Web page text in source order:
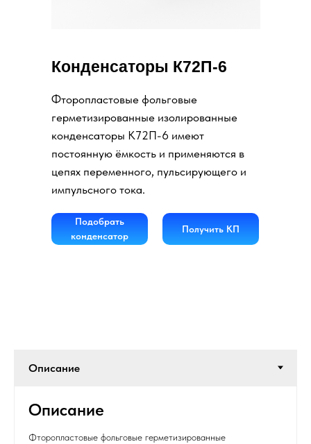
Конденсаторы К72П-6
Подобрать
конденсатор
Получить КП
Фторопластовые фольговые
герметизированные изолированные
конденсаторы К72П-6 имеют
постоянную ёмкость и применяются в
цепях переменного, пульсирующего и
импульсного тока.
Описание
Фторопластовые фольговые герметизированные